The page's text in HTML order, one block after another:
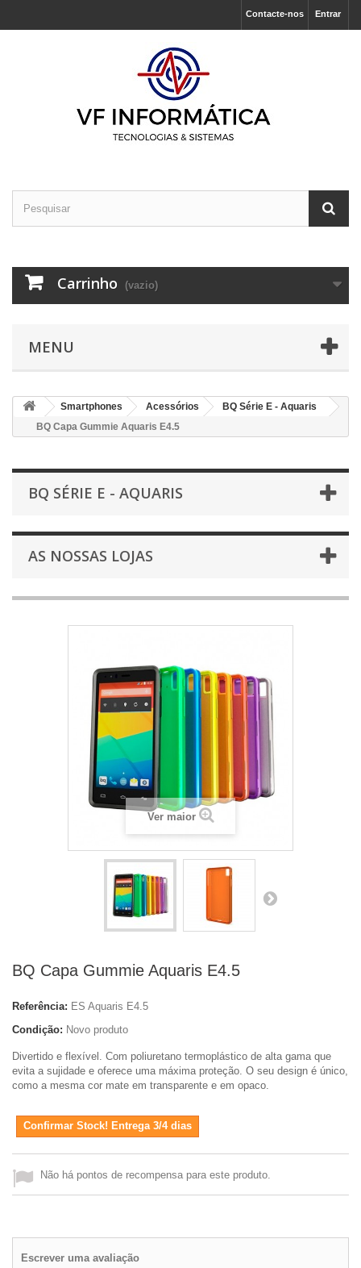
Entrar
Contacte-nos
Carrinho (vazio)
MENU
Smartphones Acessórios
BQ Série E - Aquaris
BQ Capa Gummie Aquaris E4.5
BQ SÉRIE E - AQUARIS
AS NOSSAS LOJAS
Ver maior
BQ Capa Gummie Aquaris E4.5
Referência: ES Aquaris E4.5
Condição: Novo produto
Divertido e flexível. Com poliuretano termoplástico de alta gama que
evita a sujidade e oferece uma máxima proteção. O seu design é único,
como a mesma cor mate em transparente e em opaco.
Confirmar Stock! Entrega 3/4 dias
Não há pontos de recompensa para este produto.
Escrever uma avaliação